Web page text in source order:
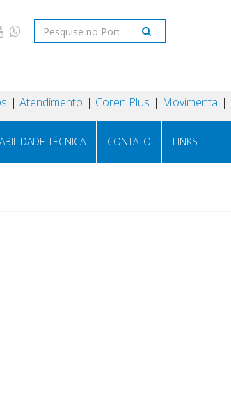
Atendimento Coren Plus Movimenta
TÉCNICA CONTATO LINKS